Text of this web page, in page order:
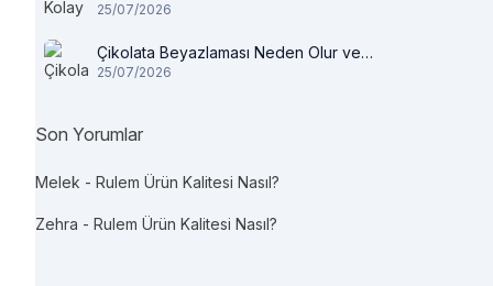
Nelerdir?
25/07/2026
Çikolata Beyazlaması Neden Olur ve
Tüketilir mi?
25/07/2026
Son Yorumlar
Melek - Rulem Ürün Kalitesi Nasıl?
Zehra - Rulem Ürün Kalitesi Nasıl?